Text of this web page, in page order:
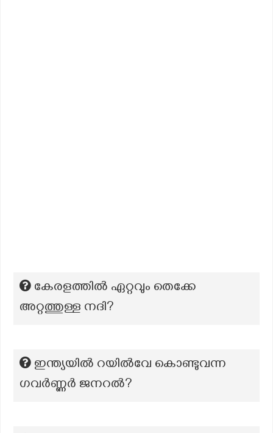
കേരളത്തിൽ ഏറ്റവും തെക്കേ
അറ്റത്തുള്ള നദി?
ഇന്ത്യയിൽ റയിൽവേ കൊണ്ടുവന്ന
ഗവർണ്ണർ ജനറൽ?